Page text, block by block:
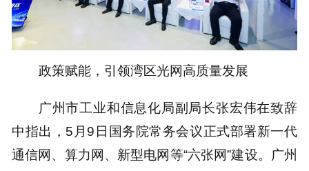
政策赋能，引领湾区光网高质量发展
广州市工业和信息化局副局长张宏伟在致辞
中指出，5月9日国务院常务会议正式部署新一代
通信网、算力网、新型电网等“六张网”建设。广州